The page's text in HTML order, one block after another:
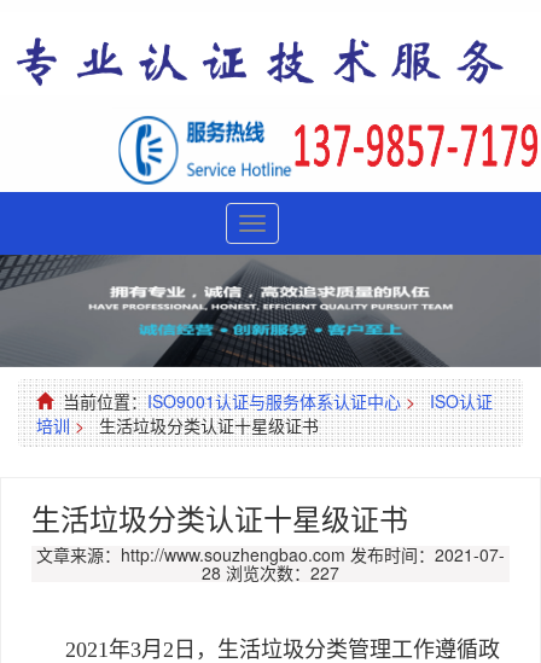
Toggle
navigation
当前位置：ISO9001认证与服务体系认证中心 >
ISO认证
培训 > 生活垃圾分类认证十星级证书
生活垃圾分类认证十星级证书
文章来源：http://www.souzhengbao.com 发布时间：2021-07-
28 浏览次数：227
2021年3月2日， 生活垃圾分类管理工作遵循政